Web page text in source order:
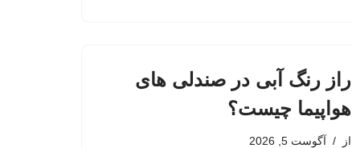
راز رنگ آبی در صندلی های
هواپیما چیست؟
از آگوست 5, 2026